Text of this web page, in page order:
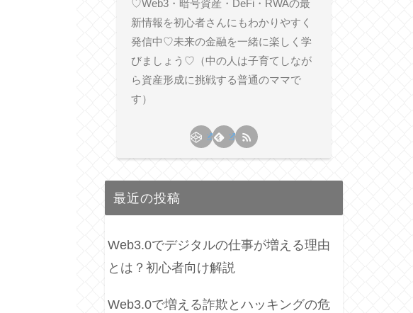
♡Web3・暗号資産・DeFi・RWAの最
新情報を初心者さんにもわかりやすく
発信中♡未来の金融を一緒に楽しく学
びましょう♡（中の人は子育てしなが
ら資産形成に挑戦する普通のママで
す）
最近の投稿
Web3.0でデジタルの仕事が増える理由
とは？初心者向け解説
Web3.0で増える詐欺とハッキングの危